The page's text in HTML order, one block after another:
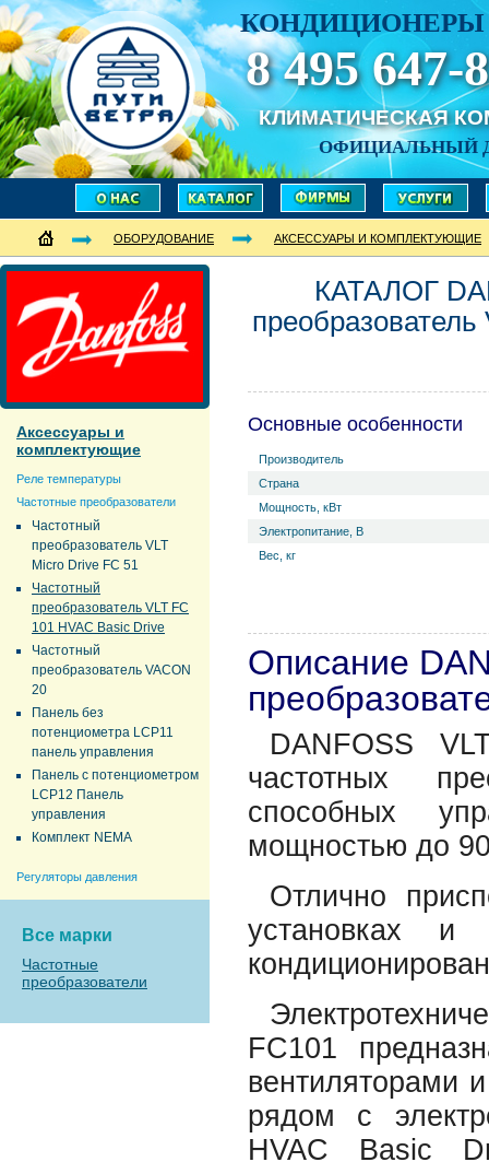
КОНДИЦИОНЕРЫ
8 495 647-
КЛИМАТИЧЕСКАЯ
ОФИЦИАЛЬНЫЙ
ОБОРУДОВАНИЕ АКСЕССУАРЫ И КОМПЛЕКТУЮЩИЕ
Аксессуары и
комплектующие
Реле температуры
Частотные преобразователи
Частотный
преобразователь VLT
Micro Drive FC 51
Частотный
преобразователь VLT FC
101 HVAC Basic Drive
Частотный
преобразователь VACON
20
Панель без
потенциометра LCP11
панель управления
Панель с потенциометром
LCP12 Панель
управления
Комплект NEMA
Регуляторы давления
Все марки
Частотные
преобразователи
КАТАЛОГ
Основные особенности
Производитель
Страна
Мощность, кВт
Электропитание, В
Вес, кг
Описание
DANFOSS
частотных
способных
мощностью до
Отлично
установках и
FC101
вентиляторами
рядом с
HVAC Basic